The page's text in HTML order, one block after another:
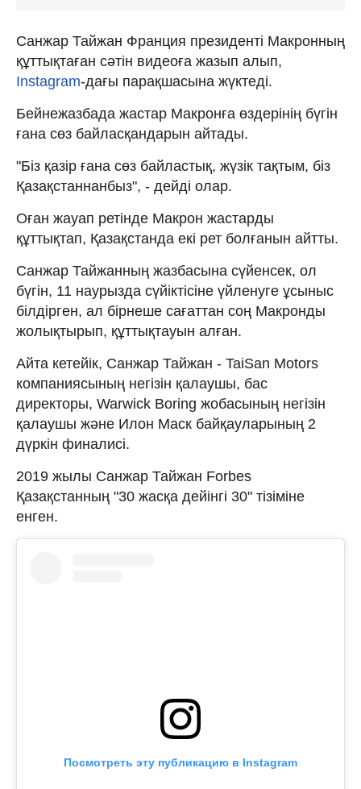
Санжар Тайжан Франция президенті Макронның
құттықтаған сәтін видеоға жазып алып,
Instagram-дағы парақшасына жүктеді.
Бейнежазбада жастар Макронға өздерінің бүгін
ғана сөз байласқандарын айтады.
"Біз қазір ғана сөз байластық, жүзік тақтым, біз
Қазақстаннанбыз", - дейді олар.
Оған жауап ретінде Макрон жастарды
құттықтап, Қазақстанда екі рет болғанын айтты.
Санжар Тайжанның жазбасына сүйенсек, ол
бүгін, 11 наурызда сүйіктісіне үйленуге ұсыныс
білдірген, ал бірнеше сағаттан соң Макронды
жолықтырып, құттықтауын алған.
Айта кетейік, Санжар Тайжан - TaiSan Motors
компаниясының негізін қалаушы, бас
директоры, Warwick Boring жобасының негізін
қалаушы және Илон Маск байқауларының 2
дүркін финалисі.
2019 жылы Санжар Тайжан Forbes
Қазақстанның "30 жасқа дейінгі 30" тізіміне
енген.
Посмотреть эту публикацию в Instagram